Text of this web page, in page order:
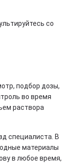
со
подбор дозы,
во время
раствора
специалиста. В
материалы
в любое время,